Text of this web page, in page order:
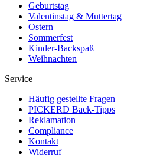
Geburtstag
Valentinstag & Muttertag
Ostern
Sommerfest
Kinder-Backspaß
Weihnachten
Service
Häufig gestellte Fragen
PICKERD Back-Tipps
Reklamation
Compliance
Kontakt
Widerruf